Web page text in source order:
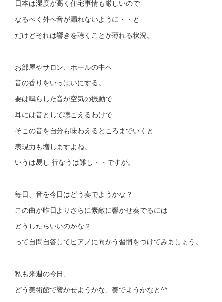
日本は湿度が高く住宅事情も厳しいので
なるべく外へ音が漏れないように・・と
だけどそれは響きを聴くことが薄れる状況。
お部屋やサロン、ホールの中へ
音の香りをいっぱいにする。
要は鳴らした音が空気の振動で
耳には音として聴こえるわけで
そこの音を自分も味わえるところまでいくと
表現力も増しますよね。
いうは易し 行なうは難し・・ですが。
毎日、音を今日はどう奏でようかな？
この曲が昨日よりさらに素敵に響かせ奏でるには
どうしたらいいのかな？
って自問自答してピアノに向かう習慣をつけてみましょう。
私も来週の今日、
どう美術館で響かせようかな、奏でようかなと^^